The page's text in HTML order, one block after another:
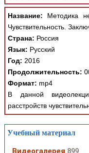
Название: Методика
Чувствительность.
Страна: Россия
Язык: Русский
Год: 2016
Продолжительность:
Формат: mp4
В данной
расстройств
Учебный материал
Видеогалерея 899